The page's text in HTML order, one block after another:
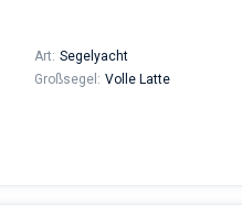
Art: Segelyacht
Großsegel: Volle Latte